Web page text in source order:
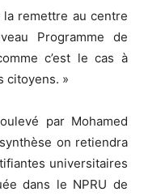
remettre au centre
Programme de
c’est le cas à
citoyens. »
par Mohamed
on retiendra
universitaires
dans le NPRU de